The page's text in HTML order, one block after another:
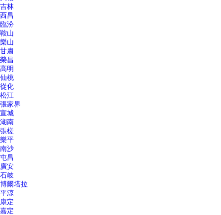
吉林
西昌
臨汾
鞍山
樂山
甘肅
榮昌
高明
仙桃
從化
松江
張家界
宣城
湖南
張槎
樂平
南沙
屯昌
廣安
石岐
博爾塔拉
平涼
康定
嘉定